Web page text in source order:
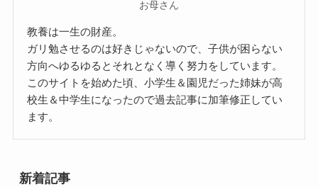
お母さん
教養は一生の財産。
ガリ勉させるのは好きじゃないので、子供が困らない
方向へゆるゆるとそれとなく導く努力をしています。
このサイトを始めた頃、小学生＆園児だった姉妹が高
校生＆中学生になったので過去記事に加筆修正してい
ます。
新着記事